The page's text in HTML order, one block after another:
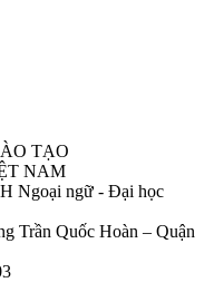
TẠO
NAM
Ngoại ngữ - Đại học
Trần Quốc Hoàn – Quận